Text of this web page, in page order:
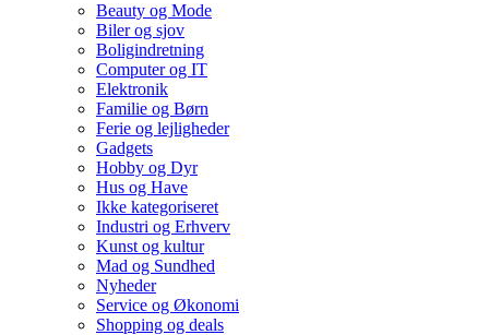
Beauty og Mode
Biler og sjov
Boligindretning
Computer og IT
Elektronik
Familie og Børn
Ferie og lejligheder
Gadgets
Hobby og Dyr
Hus og Have
Ikke kategoriseret
Industri og Erhverv
Kunst og kultur
Mad og Sundhed
Nyheder
Service og Økonomi
Shopping og deals